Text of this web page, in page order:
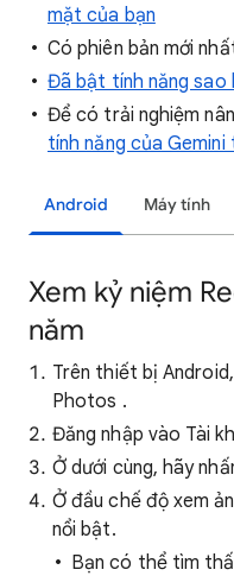
mặt của bạn
Có phiên bản mới
Đã bật tính năng sao
Để có trải nghiệm
tính năng của
Android Máy tính
Xem kỷ niệm
năm
Trên thiết bị
Photos .
Đăng nhập vào Tài
Ở dưới cùng, hãy
Ở đầu chế độ xem
nổi bật.
Bạn có thể tìm